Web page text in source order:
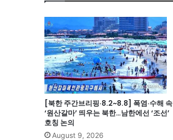
[북한 주간브리핑·8.2~8.8] 폭염·수해 속
‘원산갈마’ 띄우는 북한…남한에선 ‘조선’
호칭 논의
August 9, 2026